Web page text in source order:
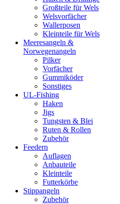
Großteile für Wels
Welsvorfächer
Wallerposen
Kleinteile für Wels
Meeresangeln &
Norwegenangeln
Pilker
Vorfächer
Gummiköder
Sonstiges
UL-Fishing
Haken
Jigs
Tungsten & Blei
Ruten & Rollen
Zubehör
Feedern
Auflagen
Anbauteile
Kleinteile
Futterkörbe
Stippangeln
Zubehör